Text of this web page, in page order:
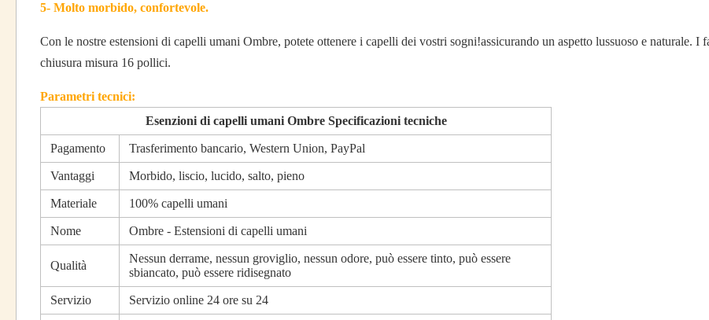
5- Molto morbido, confortevole.
Con le nostre estensioni di capelli umani Ombre, potete ottenere i capelli dei vostri sogni!assicurando un aspetto lussuoso e naturale.
chiusura misura 16 pollici.
Parametri tecnici:
Esenzioni di capelli umani Ombre Specificazioni tecniche
Pagamento Trasferimento bancario, Western Union, PayPal
Vantaggi Morbido, liscio, lucido, salto, pieno
Materiale 100% capelli umani
Nome Ombre - Estensioni di capelli umani
Qualità
Nessun derrame, nessun groviglio, nessun odore, può essere tinto, può essere
sbiancato, può essere ridisegnato
Servizio Servizio online 24 ore su 24